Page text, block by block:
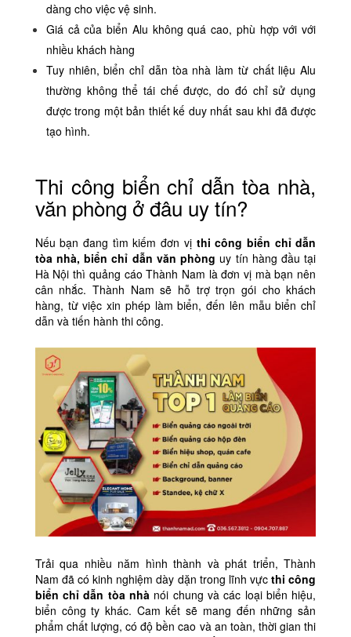
dàng cho việc vệ sinh.
Giá cả của biển Alu không quá cao, phù hợp với với
nhiều khách hàng
Tuy nhiên, biển chỉ dẫn tòa nhà làm từ chất liệu Alu
thường không thể tái chế được, do đó chỉ sử dụng
được trong một bản thiết kế duy nhất sau khi đã được
tạo hình.
Thi công biển chỉ dẫn tòa nhà,
văn phòng ở đâu uy tín?
Nếu bạn đang tìm kiếm đơn vịthi công biển chỉ dẫn
tòa nhà, biển chỉ dẫn văn phòng uy tín hàng đầu tại
Hà Nội thì quảng cáo Thành Nam là đơn vị mà bạn nên
cân nhắc. Thành Nam sẽ hỗ trợ trọn gói cho khách
hàng, từ việc xin phép làm biển, đến lên mẫu biển chỉ
dẫn và tiến hành thi công.
Trải qua nhiều năm hình thành và phát triển, Thành
Nam đã có kinh nghiệm dày dặn trong lĩnh vựcthi công
biển chỉ dẫn tòa nhà nói chung và các loại biển hiệu,
biển công ty khác. Cam kết sẽ mang đến những sản
phẩm chất lượng, có độ bền cao và an toàn, thời gian thi